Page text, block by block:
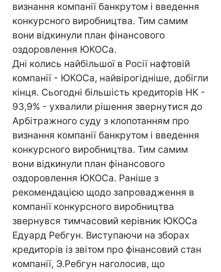
визнання компанії банкрутом і введення
конкурсного виробництва. Тим самим
вони відкинули план фінансового
оздоровлення ЮКОСа.
Дні колись найбільшої в Росії нафтовій
компанії - ЮКОСа, найвірогідніше, добігли
кінця. Сьогодні більшість кредиторів НК -
93,9% - ухвалили рішення звернутися до
Арбітражного суду з клопотанням про
визнання компанії банкрутом і введення
конкурсного виробництва. Тим самим
вони відкинули план фінансового
оздоровлення ЮКОСа. Раніше з
рекомендацією щодо запровадження в
компанії конкурсного виробництва
звернувся тимчасовий керівник ЮКОСа
Едуард Ребгун. Виступаючи на зборах
кредиторів із звітом про фінансовий стан
компанії, Э.Ребгун наголосив, що